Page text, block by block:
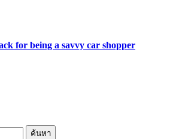
for being a savvy car shopper